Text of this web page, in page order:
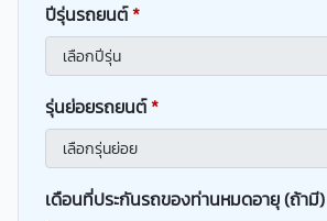
ปีรุ่นรถยนต์*
รุ่นย่อยรถยนต์*
เดือนที่ประกันรถของท่านหมดอายุ (ถ้ามี)